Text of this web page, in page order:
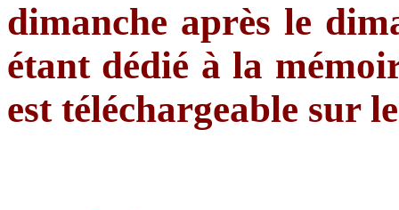
dimanche après le
étant dédié à la
est téléchargeable sur